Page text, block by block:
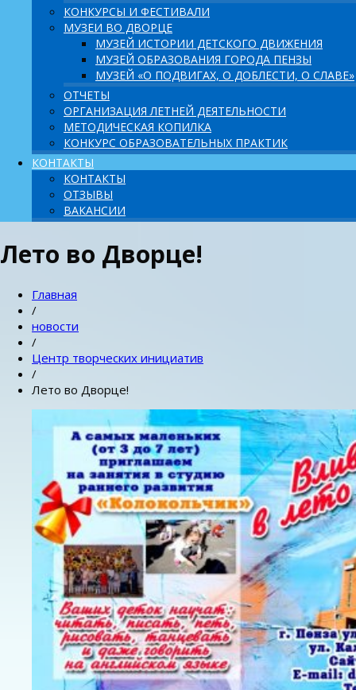
КОНКУРСЫ И ФЕСТИВАЛИ
МУЗЕИ ВО ДВОРЦЕ
МУЗЕЙ ИСТОРИИ ДЕТСКОГО ДВИЖЕНИЯ
МУЗЕЙ ОБРАЗОВАНИЯ ГОРОДА ПЕНЗЫ
МУЗЕЙ «О ПОДВИГАХ, О ДОБЛЕСТИ, О СЛАВЕ»
ОТЧЕТЫ
ОРГАНИЗАЦИЯ ЛЕТНЕЙ ДЕЯТЕЛЬНОСТИ
МЕТОДИЧЕСКАЯ КОПИЛКА
КОНКУРС ОБРАЗОВАТЕЛЬНЫХ ПРАКТИК
КОНТАКТЫ
КОНТАКТЫ
ОТЗЫВЫ
ВАКАНСИИ
Лето во Дворце!
Главная
/
новости
/
Центр творческих инициатив
/
Лето во Дворце!